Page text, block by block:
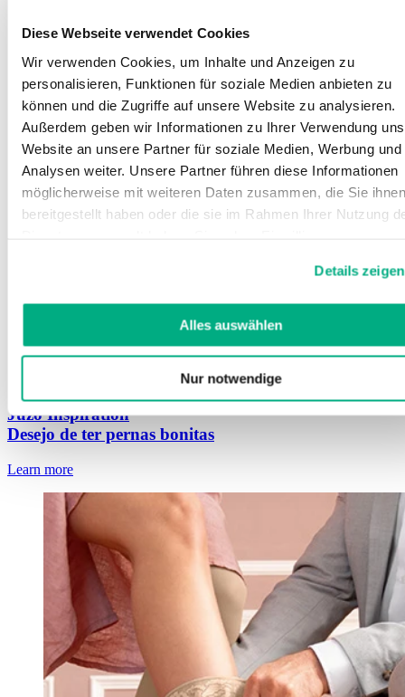
Diese Webseite verwendet Cookies
Wir verwenden Cookies, um Inhalte und Anzeigen zu
personalisieren, Funktionen für soziale Medien anbieten zu
können und die Zugriffe auf unsere Website zu analysieren.
Außerdem geben wir Informationen zu Ihrer Verwendung
Website an unsere Partner für soziale Medien, Werbung und
Analysen weiter. Unsere Partner führen diese Informationen
möglicherweise mit weiteren Daten zusammen, die Sie ihnen
bereitgestellt haben oder die sie im Rahmen Ihrer Nutzung
unsererDatenschutzerklärungundImpressum.
Details zeigen
Alles auswählen
Nur notwendige
Juzo Inspiration
Desejo de ter pernas bonitas
Learn more